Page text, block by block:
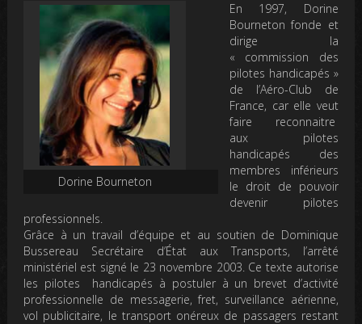
Dorine Bourneton
En 1997, Dorine
Bourneton fonde et
dirige la
« commission des
pilotes handicapés »
de l’Aéro-Club de
France, car elle veut
faire reconnaitre
aux pilotes
handicapés des
membres inférieurs
le droit de pouvoir
devenir pilotes
professionnels.
Grâce à un travail d’équipe et au soutien de Dominique
Bussereau Secrétaire d’État aux Transports, l’arrêté
ministériel est signé le 23 novembre 2003. Ce texte autorise
les pilotes handicapés à postuler à un brevet d’activité
professionnelle de messagerie, fret, surveillance aérienne,
vol publicitaire, le transport onéreux de passagers restant